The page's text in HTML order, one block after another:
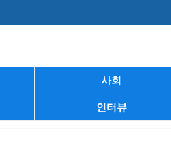
사회
인터뷰